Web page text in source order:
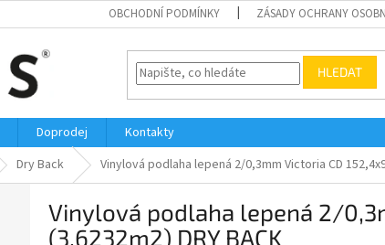
OBCHODNÍ PODMÍNKY ZÁSADY OCHRANY
HLEDAT
Doprodej
Kontakty
Dry Back Vinylová podlaha lepená 2/0,3mm Victoria CD
Vinylová podlaha lepená 2/
(3,6232m2) DRY BACK